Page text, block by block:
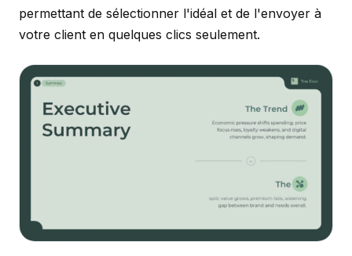
permettant de sélectionner l'idéal et de l'envoyer à
votre client en quelques clics seulement.